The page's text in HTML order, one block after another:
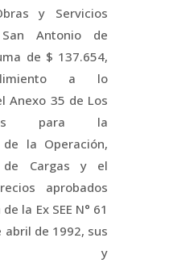
y Servicios
Antonio de
de $ 137.654,
a lo
Anexo 35 de Los
para la
de la Operación,
de Cargas y el
aprobados
la Ex SEE N° 61
abril de 1992, sus
y